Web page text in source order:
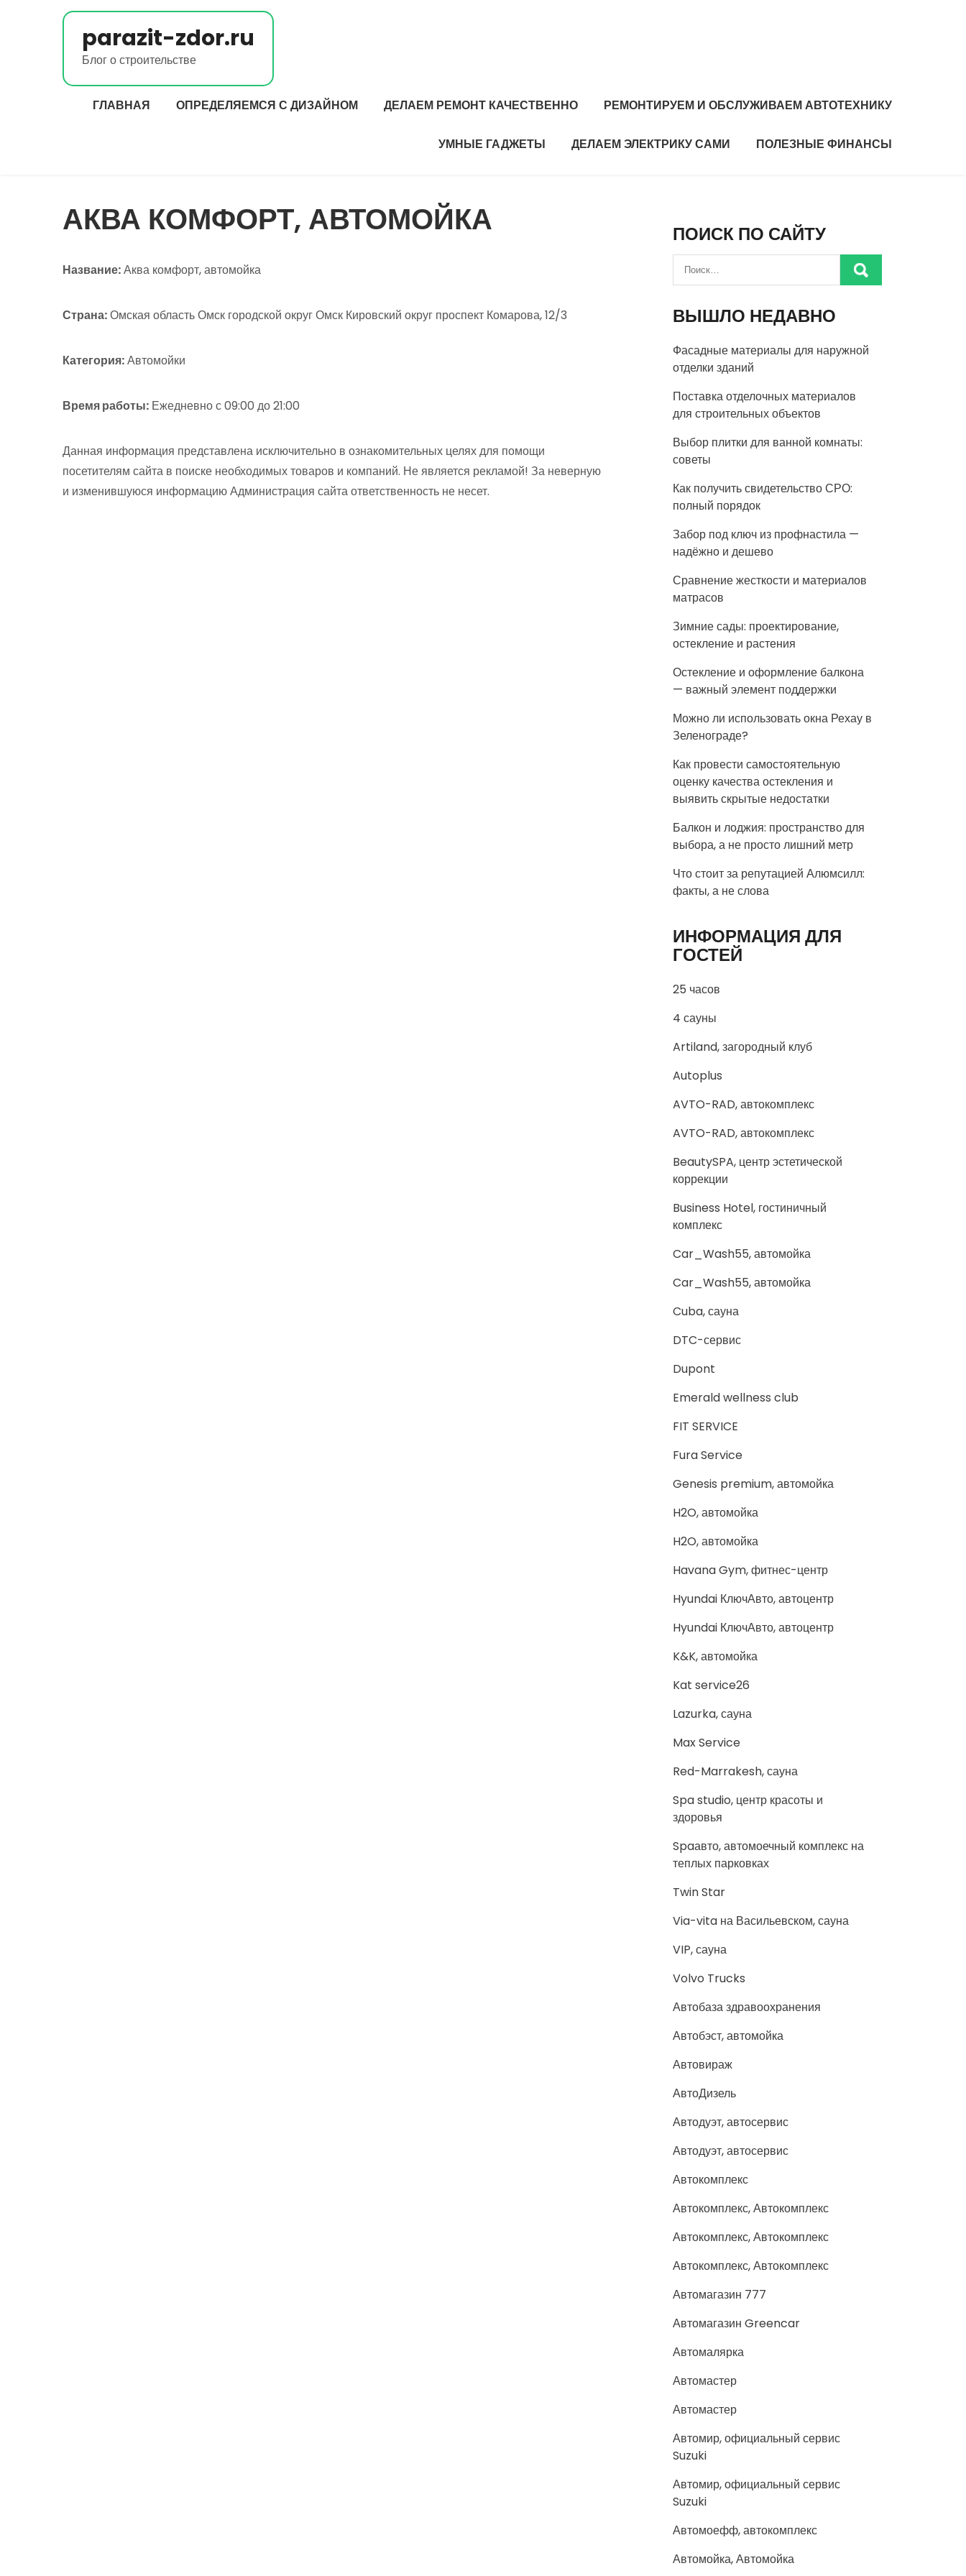
parazit-zdor.ru
Блог о строительстве
ГЛАВНАЯ ОПРЕДЕЛЯЕМСЯ С ДИЗАЙНОМ ДЕЛАЕМ РЕМОНТ КАЧЕСТВЕННО РЕМОНТИРУЕМ И ОБСЛУЖИВАЕМ АВТОТЕХНИКУ
УМНЫЕ ГАДЖЕТЫ ДЕЛАЕМ ЭЛЕКТРИКУ САМИ ПОЛЕЗНЫЕ ФИНАНСЫ
АКВА КОМФОРТ, АВТОМОЙКА
Название:Аква комфорт, автомойка
Страна:Омская область Омск городской округ Омск Кировский округ проспект Комарова, 12/3
Категория:Автомойки
Время работы: Ежедневно с 09:00 до 21:00
Данная информация представлена исключительно в ознакомительных целях для помощи
посетителям сайта в поиске необходимых товаров и компаний. Не является рекламой! За неверную
и изменившуюся информацию Администрация сайта ответственность не несет.
ПОИСК ПО САЙТУ
ВЫШЛО НЕДАВНО
Фасадные материалы для наружной
отделки зданий
Поставка отделочных материалов
для строительных объектов
Выбор плитки для ванной комнаты:
советы
Как получить свидетельство СРО:
полный порядок
Забор под ключ из профнастила —
надёжно и дешево
Сравнение жесткости и материалов
матрасов
Зимние сады: проектирование,
остекление и растения
Остекление и оформление балкона
— важный элемент поддержки
Можно ли использовать окна Рехау в
Зеленограде?
Как провести самостоятельную
оценку качества остекления и
выявить скрытые недостатки
Балкон и лоджия: пространство для
выбора, а не просто лишний метр
Что стоит за репутацией Алюмсилл:
факты, а не слова
ИНФОРМАЦИЯ ДЛЯ
ГОСТЕЙ
25 часов
4 сауны
Artiland, загородный клуб
Autoplus
AVTO-RAD, автокомплекс
AVTO-RAD, автокомплекс
BeautySPA, центр эстетической
коррекции
Business Hotel, гостиничный
комплекс
Car_Wash55, автомойка
Car_Wash55, автомойка
Cuba, сауна
DTC-сервис
Dupont
Emerald wellness club
FIT SERVICE
Fura Service
Genesis premium, автомойка
H2O, автомойка
H2O, автомойка
Havana Gym, фитнес-центр
Hyundai КлючАвто, автоцентр
Hyundai КлючАвто, автоцентр
K&K, автомойка
Kat service26
Lazurka, сауна
Max Service
Red-Marrakesh, сауна
Spa studio, центр красоты и
здоровья
Spaавто, автомоечный комплекс на
теплых парковках
Twin Star
Via-vita на Васильевском, сауна
VIP, сауна
Volvo Trucks
Автобаза здравоохранения
Автобэст, автомойка
Автовираж
АвтоДизель
Автодуэт, автосервис
Автодуэт, автосервис
Автокомплекс
Автокомплекс, Автокомплекс
Автокомплекс, Автокомплекс
Автокомплекс, Автокомплекс
Автомагазин 777
Автомагазин Greencar
Автомалярка
Автомастер
Автомастер
Автомир, официальный сервис
Suzuki
Автомир, официальный сервис
Suzuki
Автомоефф, автокомплекс
Автомойка, Автомойка